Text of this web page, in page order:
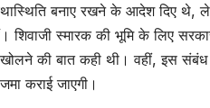
बनाए रखने के आदेश दिए थे,
शिवाजी स्मारक की भूमि के लिए
की बात कही थी। वहीं, इस
कराई जाएगी।